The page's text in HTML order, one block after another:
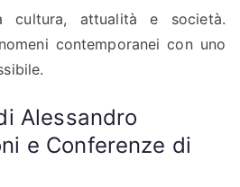
cultura, attualità e società.
contemporanei con uno
Alessandro
e Conferenze di